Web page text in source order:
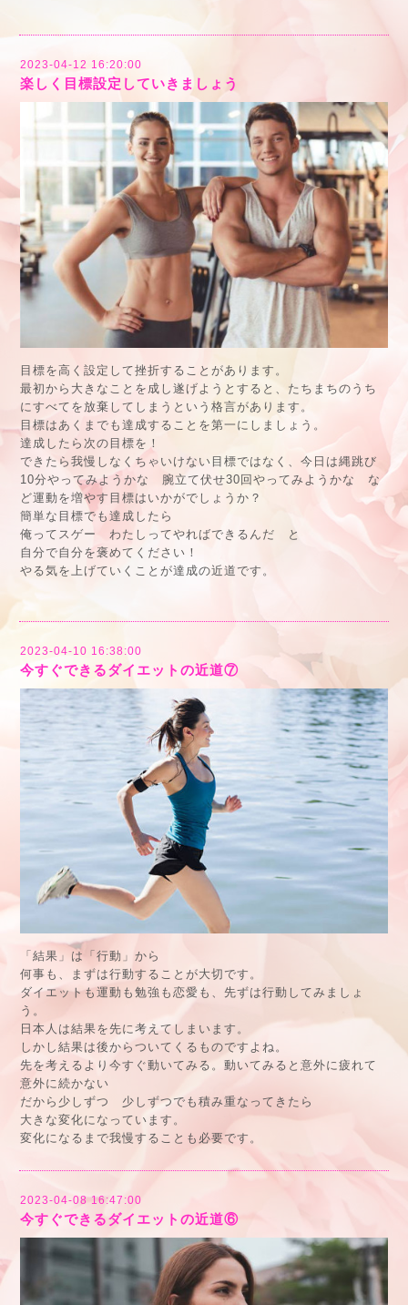
2023-04-12 16:20:00
楽しく目標設定していきましょう
目標を高く設定して挫折することがあります。
最初から大きなことを成し遂げようとすると、たちまちのうち
にすべてを放棄してしまうという格言があります。
目標はあくまでも達成することを第一にしましょう。
達成したら次の目標を！
できたら我慢しなくちゃいけない目標ではなく、今日は縄跳び
10分やってみようかな 腕立て伏せ30回やってみようかな な
ど運動を増やす目標はいかがでしょうか？
簡単な目標でも達成したら
俺ってスゲー わたしってやればできるんだ と
自分で自分を褒めてください！
やる気を上げていくことが達成の近道です。
2023-04-10 16:38:00
今すぐできるダイエットの近道⑦
「結果」は「行動」から
何事も、まずは行動することが大切です。
ダイエットも運動も勉強も恋愛も、先ずは行動してみましょ
う。
日本人は結果を先に考えてしまいます。
しかし結果は後からついてくるものですよね。
先を考えるより今すぐ動いてみる。動いてみると意外に疲れて
意外に続かない
だから少しずつ 少しずつでも積み重なってきたら
大きな変化になっています。
変化になるまで我慢することも必要です。
2023-04-08 16:47:00
今すぐできるダイエットの近道⑥